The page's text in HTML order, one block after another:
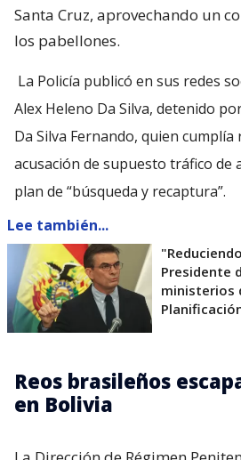
Santa Cruz, aprovechando un
los pabellones.
La Policía publicó en sus redes
Alex Heleno Da Silva, detenido
Da Silva Fernando, quien
acusación de supuesto tráfico de
plan de “búsqueda y recaptura”.
Lee también...
Presidente
ministerios
Reos brasileños
en Bolivia